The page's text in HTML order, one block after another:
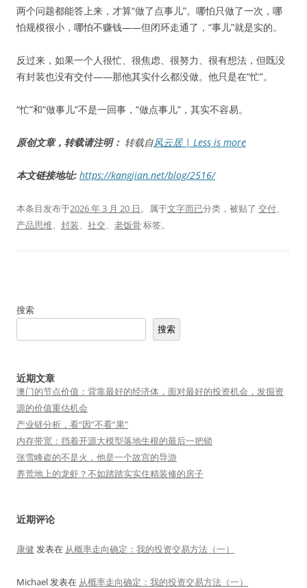
两个问题都能答上来，才算“做了点事儿”。哪怕只做了一次，哪
怕规模很小，哪怕不赚钱——但闭环走通了，“事儿”就是实的。
反过来，如果一个人很忙、很焦虑、很努力、很有想法，但既没
有封装也没有交付——那他其实什么都没做。他只是在“忙”。
“忙”和“做事儿”不是一回事，“做点事儿”，其实不容易。
原创文章，转载请注明： 转载自风云居 | Less is more
本文链接地址: https://kangjian.net/blog/2516/
本条目发布于2026 年 3 月 20 日。属于文字而已分类，被贴了 交付、
产品思维、 封装、 社交、 老饭骨标签。
搜索
搜索
近期文章
澳门的节点价值：背靠最好的经济体，面对最好的投资机会，发掘资
源的价值重估机会
产业链分析，看“因”不看“果”
内存带宽：挡着开源大模型落地生根的最后一把锁
张雪峰盗的不是火，他是一个故宫的导游
养荒地上的龙虾？不如踏踏实实住精装修的房子
近期评论
康健 发表在 从概率走向确定：我的投资交易方法（一）
Michael发表在 从概率走向确定：我的投资交易方法（一）